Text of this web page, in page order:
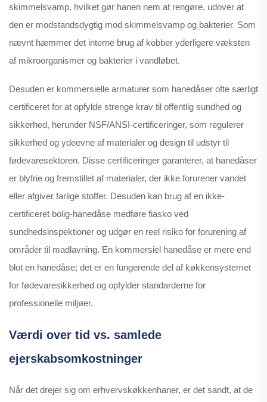
skimmelsvamp, hvilket gør hanen nem at rengøre, udover at
den er modstandsdygtig mod skimmelsvamp og bakterier. Som
nævnt hæmmer det interne brug af kobber yderligere væksten
af mikroorganismer og bakterier i vandløbet.
Desuden er kommersielle armaturer som hanedåser ofte særligt
certificeret for at opfylde strenge krav til offentlig sundhed og
sikkerhed, herunder NSF/ANSI-certificeringer, som regulerer
sikkerhed og ydeevne af materialer og design til udstyr til
fødevaresektoren. Disse certificeringer garanterer, at hanedåser
er blyfrie og fremstillet af materialer, der ikke forurener vandet
eller afgiver farlige stoffer. Desuden kan brug af en ikke-
certificeret bolig-hanedåse medføre fiasko ved
sundhedsinspektioner og udgør en reel risiko for forurening af
områder til madlavning. En kommersiel hanedåse er mere end
blot en hanedåse; det er en fungerende del af køkkensystemet
for fødevaresikkerhed og opfylder standarderne for
professionelle miljøer.
Værdi over tid vs. samlede
ejerskabsomkostninger
Når det drejer sig om erhvervskøkkenhaner, er det sandt, at de